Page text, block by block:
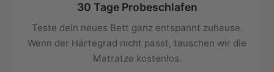
30 Tage Probeschlafen
Teste dein neues Bett ganz entspannt zuhause.
Wenn der Härtegrad nicht passt, tauschen wir die
Matratze kostenlos.